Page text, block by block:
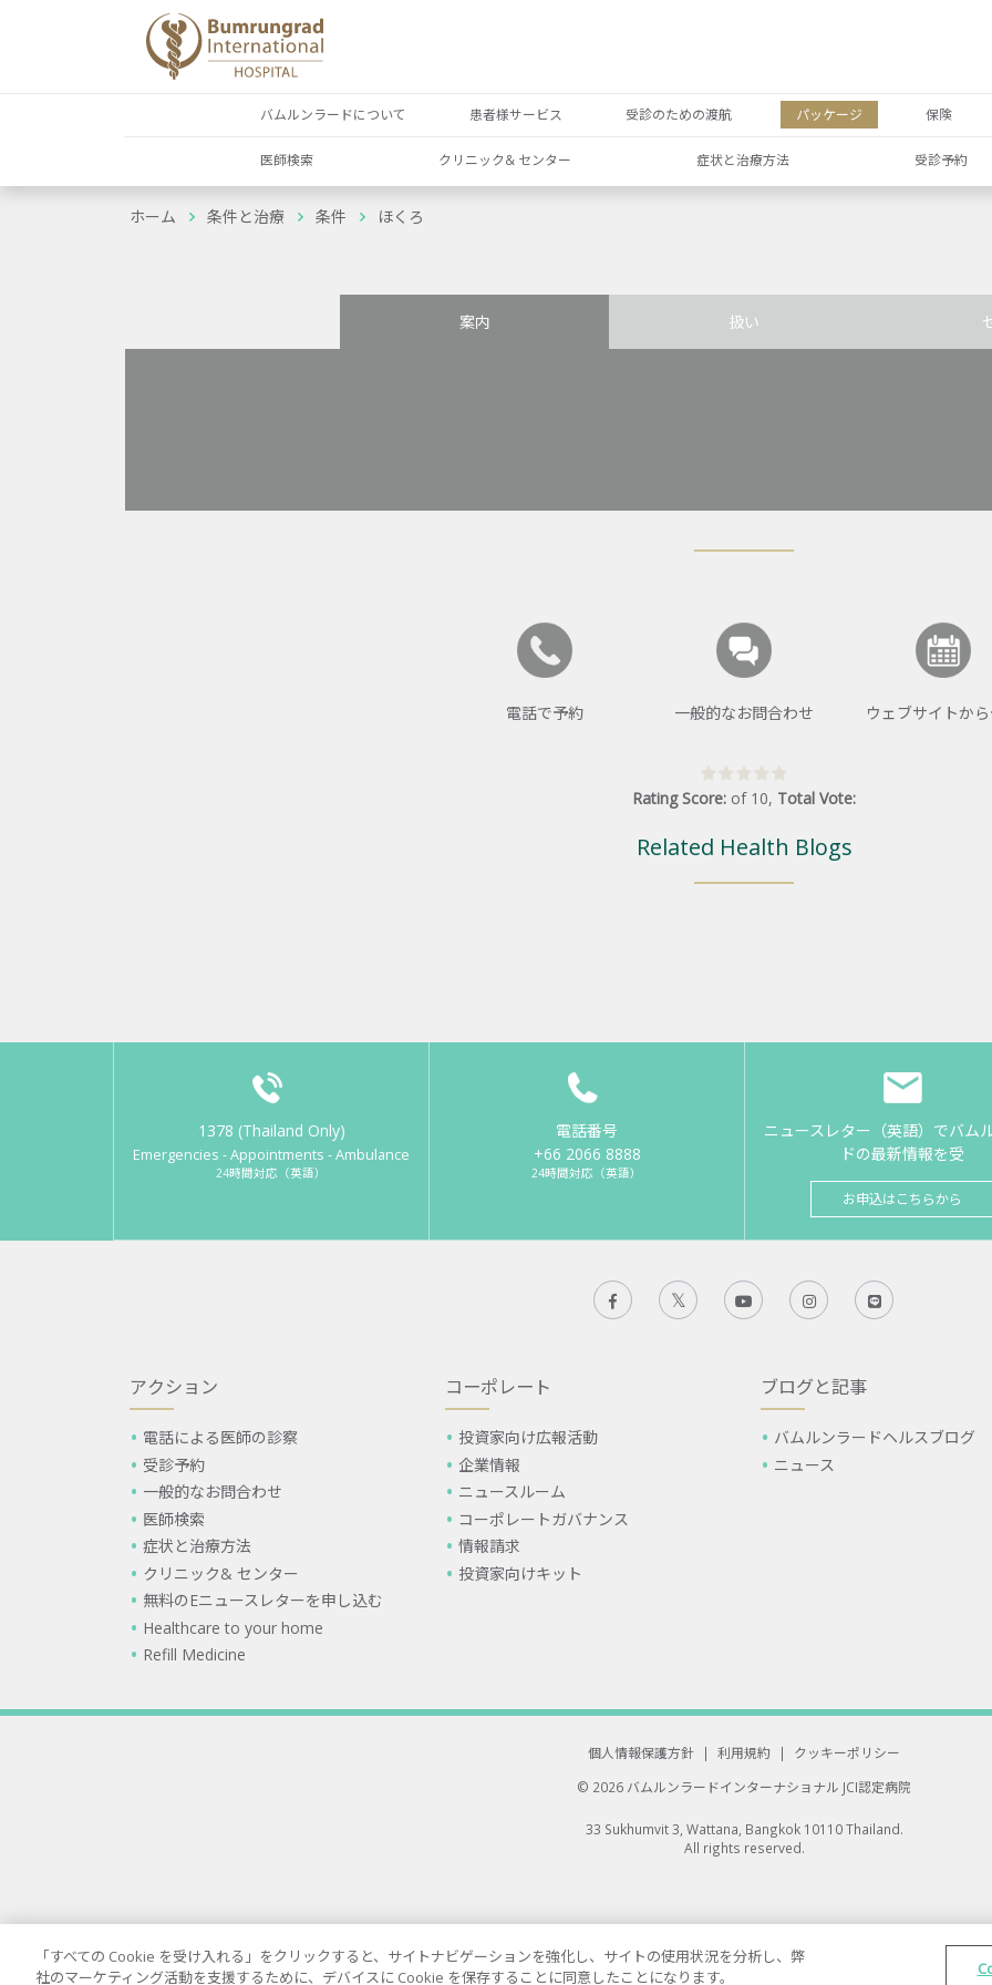
バムルンラードについて 患者様サービス 受診のための渡航 パッケージ 保険
医師検索 クリニック& センター 症状と治療方法 受診予約
ホーム 条件と治療 条件 ほくろ
案内 扱い
電話で予約 一般的なお問合わせ ウェブサイトか
Rating Score: of 10, Total Vote:
Related Health Blogs
1378 (Thailand Only)
Emergencies - Appointments - Ambulance
24時間対応（英語）
電話番号
+66 2066 8888
24時間対応（英語）
ニュースレター（英語）でバム
ドの最新情報を受
お申込はこちらから
アクション
電話による医師の診察
受診予約
一般的なお問合わせ
医師検索
症状と治療方法
クリニック& センター
無料のEニュースレターを申し込む
Healthcare to your home
Refill Medicine
コーポレート
投資家向け広報活動
企業情報
ニュースルーム
コーポレートガバナンス
情報請求
投資家向けキット
ブログと記事
バムルンラードヘルスブログ
ニュース
個人情報保護方針 | 利用規約 |
クッキーポリシー
© 2026 バムルンラードインターナショナル JCI認定病院
33 Sukhumvit 3, Wattana, Bangkok 10110 Thailand.
All rights reserved.
「すべての Cookie を受け入れる」をクリックすると、サイトナビゲーションを強化し、サイトの使用状況を分析し、弊
社のマーケティング活動を支援するために、デバイスに Cookie を保存することに同意したことになります。